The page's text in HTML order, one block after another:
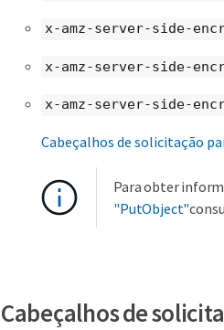
x-amz-server-side-
x-amz-server-side-
x-amz-server-side-
Cabeçalhos de solicitação
Para obter
"PutObject"
Cabeçalhos de